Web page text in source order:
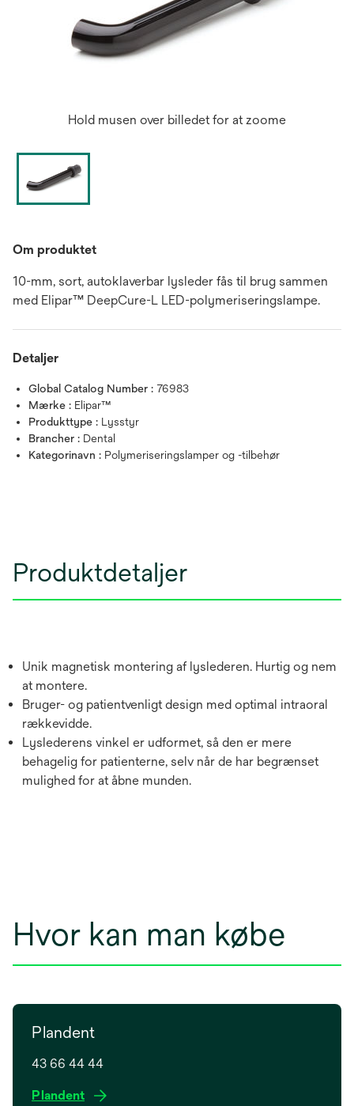
Hold musen over billedet for at zoome
Om produktet
10-mm, sort, autoklaverbar lysleder fås til brug sammen
med Elipar™ DeepCure-L LED-polymeriseringslampe.
Detaljer
Global Catalog Number : 76983
Mærke : Elipar™
Produkttype : Lysstyr
Brancher : Dental
Kategorinavn : Polymeriseringslamper og -tilbehør
Produktdetaljer
Unik magnetisk montering af lyslederen. Hurtig og nem
at montere.
Bruger- og patientvenligt design med optimal intraoral
rækkevidde.
Lyslederens vinkel er udformet, så den er mere
behagelig for patienterne, selv når de har begrænset
mulighed for at åbne munden.
Hvor kan man købe
Plandent
43 66 44 44
Plandento